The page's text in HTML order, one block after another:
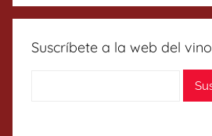
Suscríbete a la web del